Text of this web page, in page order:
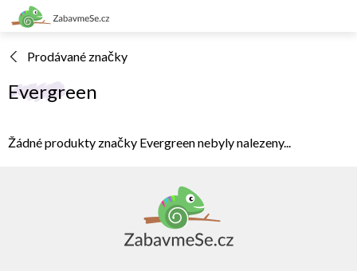
Přejít
na
Prodávané značky
Evergreen
Žádné produkty značky Evergreennebyly nalezeny...